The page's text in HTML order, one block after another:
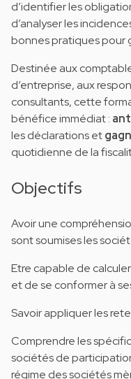
d’identifier les
d’analyser les
bonnes pratiques pour
Destinée aux
d’entreprise, aux
consultants, cette
bénéfice immédiat :
les déclarations et
quotidienne de la
Objectifs
Avoir une
sont soumises les
Etre capable de
et de se conformer à
Savoir appliquer les
Comprendre les
sociétés de
régime des sociétés